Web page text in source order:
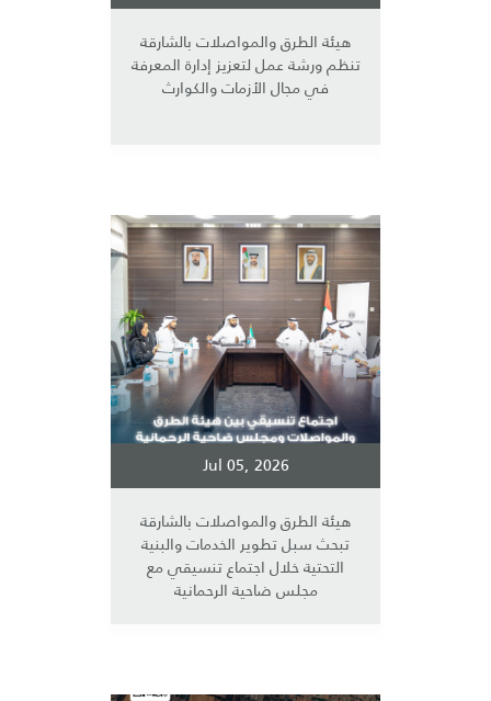
هيئة الطرق والمواصلات بالشارقة
تنظم ورشة عمل لتعزيز إدارة المعرفة
في مجال الأزمات والكوارث
Jul 05, 2026
هيئة الطرق والمواصلات بالشارقة
تبحث سبل تطوير الخدمات والبنية
التحتية خلال اجتماع تنسيقي مع
مجلس ضاحية الرحمانية